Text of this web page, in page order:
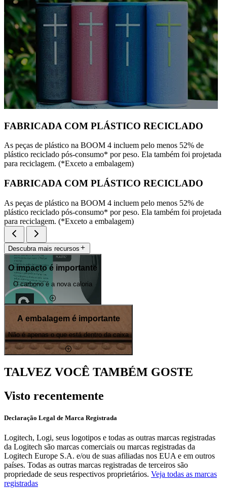
FABRICADA COM PLÁSTICO RECICLADO
As peças de plástico na BOOM 4 incluem pelo menos 52% de
plástico reciclado pós-consumo* por peso. Ela também foi projetada
para reciclagem. (*Exceto a embalagem)
FABRICADA COM PLÁSTICO RECICLADO
As peças de plástico na BOOM 4 incluem pelo menos 52% de
plástico reciclado pós-consumo* por peso. Ela também foi projetada
para reciclagem. (*Exceto a embalagem)
Descubra mais recursos
O impacto é importante
O carbono é a nova caloria
A embalagem é importante
Não é apenas o que está dentro da caixa
TALVEZ VOCÊ TAMBÉM GOSTE
Visto recentemente
Declaração Legal de Marca Registrada
Logitech, Logi, seus logotipos e todas as outras marcas registradas
da Logitech são marcas comerciais ou marcas registradas da
Logitech Europe S.A. e/ou de suas afiliadas nos EUA e em outros
países. Todas as outras marcas registradas de terceiros são
propriedade de seus respectivos proprietários. Veja todas as marcas
registradas